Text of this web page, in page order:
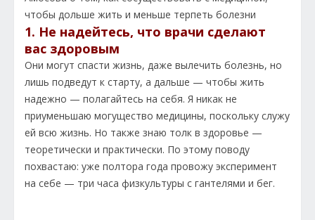
чтобы дольше жить и меньше терпеть болезни
1. Не надейтесь, что врачи сделают
вас здоровым
Они могут спасти жизнь, даже вылечить болезнь, но
лишь подведут к старту, а дальше — чтобы жить
надежно — полагайтесь на себя. Я никак не
приуменьшаю могущество медицины, поскольку служу
ей всю жизнь. Но также знаю толк в здоровье —
теоретически и практически. По этому поводу
похвастаю: уже полтора года провожу эксперимент
на себе — три часа физкультуры с гантелями и бег.